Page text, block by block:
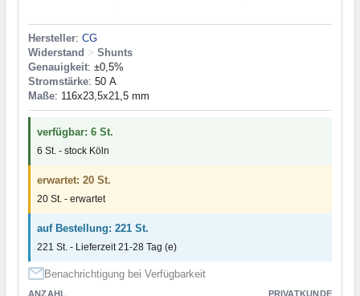
Hersteller: CG
Widerstand > Shunts
Genauigkeit: ±0,5%
Stromstärke: 50 А
Maße: 116x23,5x21,5 mm
verfügbar: 6 St.
6 St. - stock Köln
erwartet: 20 St.
20 St. - erwartet
auf Bestellung: 221 St.
221 St. - Lieferzeit 21-28 Tag (e)
Benachrichtigung bei Verfügbarkeit
ANZAHL PRIVATKUNDE